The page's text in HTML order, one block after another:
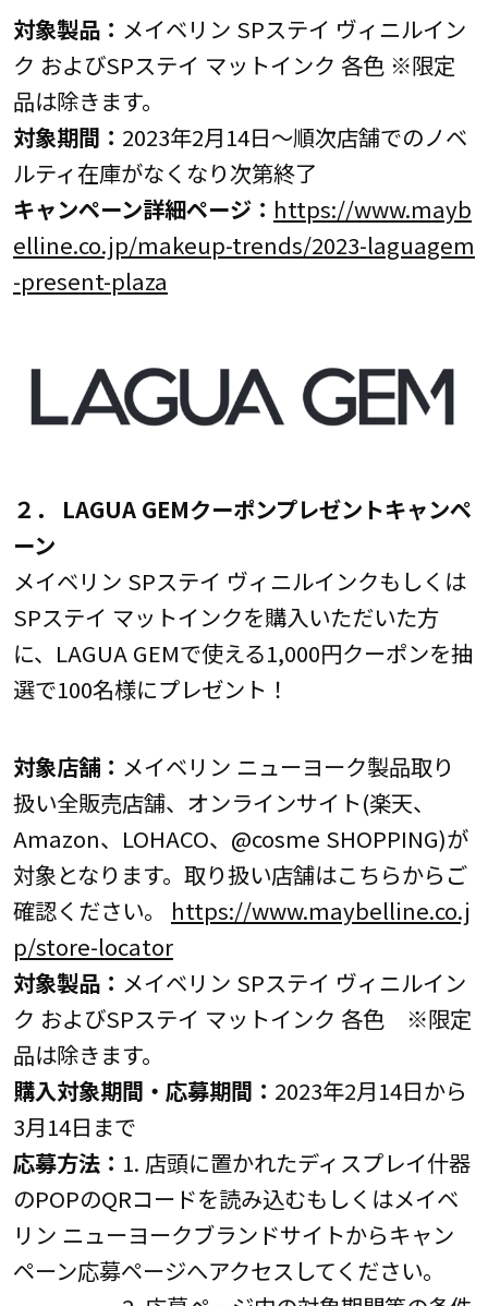
対象製品： メイベリン SPステイ ヴィニルイン
ク およびSPステイ マットインク 各色 ※限定
品は除きます。
対象期間： 2023年2月14日～順次店舗でのノベ
ルティ在庫がなくなり次第終了
キャンペーン詳細ページ： https://www.mayb
elline.co.jp/makeup-trends/2023-laguagem
-present-plaza
２． LAGUA GEMクーポンプレゼントキャンペ
ーン
メイベリン SPステイ ヴィニルインクもしくは
SPステイ マットインクを購入いただいた方
に、LAGUA GEMで使える1,000円クーポンを抽
選で100名様にプレゼント！
対象店舗： メイベリン ニューヨーク製品取り
扱い全販売店舗、オンラインサイト(楽天、
Amazon、LOHACO、@cosme SHOPPING)が
対象となります。取り扱い店舗はこちらからご
確認ください。 https://www.maybelline.co.j
p/store-locator
対象製品： メイベリン SPステイ ヴィニルイン
ク およびSPステイ マットインク 各色 ※限定
品は除きます。
購入対象期間・応募期間： 2023年2月14日から
3月14日まで
応募方法： 1. 店頭に置かれたディスプレイ什器
のPOPのQRコードを読み込むもしくはメイベ
リン ニューヨークブランドサイトからキャン
ペーン応募ページへアクセスしてください。